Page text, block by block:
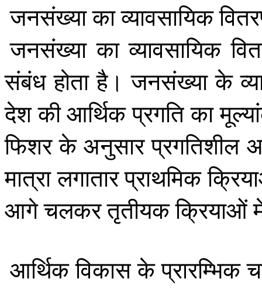
जनसंख्याकाव्यावसायिक
जनसंख्या का व्यावसायिक
संबंध होता है। जनसंख्या के
देशकीआर्थिकप्रगतिका
फिशर के अनुसार प्रगतिशील
मात्रालगातारप्राथमिक
आगेचलकरतृतीयकक्रियाओं
आर्थिकविकास केप्रारम्भिक